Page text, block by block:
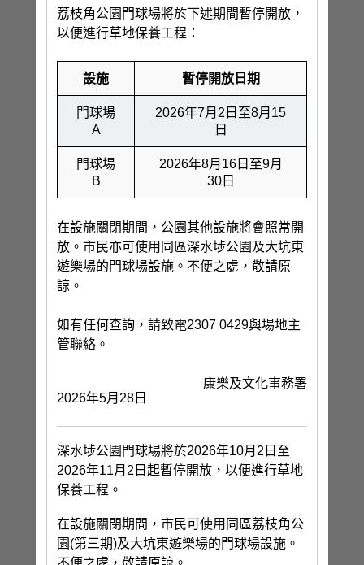
荔枝角公園門球場將於下述期間暫停開放，
以便進行草地保養工程：
設施 暫停開放日期
門球場
A
2026年7月2日至8月15
日
門球場
B
2026年8月16日至9月
30日
在設施關閉期間，公園其他設施將會照常開
放。市民亦可使用同區深水埗公園及大坑東
遊樂場的門球場設施。不便之處，敬請原
諒。
如有任何查詢，請致電2307 0429與場地主
管聯絡。
康樂及文化事務署
2026年5月28日
深水埗公園門球場將於2026年10月2日至
2026年11月2日起暫停開放，以便進行草地
保養工程。
在設施關閉期間，市民可使用同區荔枝角公
園(第三期)及大坑東遊樂場的門球場設施。